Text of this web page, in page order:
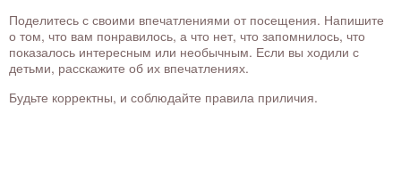
Поделитесь с своими впечатлениями от посещения. Напишите
о том, что вам понравилось, а что нет, что запомнилось, что
показалось интересным или необычным. Если вы ходили с
детьми, расскажите об их впечатлениях.
Будьте корректны, и соблюдайте правила приличия.